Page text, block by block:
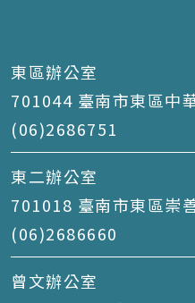
東區辦公室
701044 臺南市東區中
(06)2686751
東二辦公室
701018 臺南市東區崇
(06)2686660
曾文辦公室